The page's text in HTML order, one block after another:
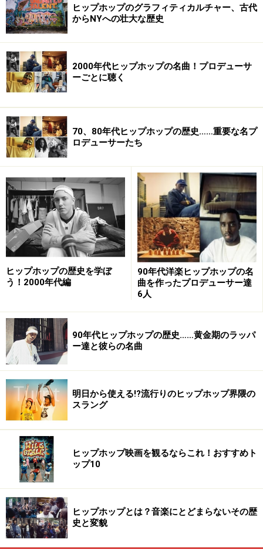
その他、店内にはビデオ・モニターも設置され、ごく最近のアーテ
店内を軽く一周した後、席に腰を下ろし「では、軽く一杯!!」と思
った直後、店員さんから渡されるのは1枚のレコード・ジャケット。
「これは何????」と思い、そのジャケットを開いてみると、それがこ
のお店のメニュー表。メニューひとつにも細かいこだわり、ニクイ演
出です。
（メニュー表）
これがメニュー表。
写真には有りませんが、通常レコード・ホルダーとなっている所に
はドリンク・メニューが挟まっておりました。
さて食事も届き、ほっと一息...と思った途端、またまた心躍る楽し
い演出が！ 店内アナウンスが響き、メイン・ステージが幕を開け、専
属アーティストによる”ショー・タイム”の始まりです。
シュープリームスなどの有名ヒット曲の生演奏に、客席は一気にヒ
ートアップ。 店内が一体化する瞬間です。
また、管理人が来店した際にはショーと同時にその日に誕生日を迎
えるお客様への＜バースデイ・コール＞もアナウンス、大盛り上がり
大会となる場面も。
（次ページに続く）
ヒップホップのグラフィティカルチャー、古代
からNYへの壮大な歴史
2000年代ヒップホップの名曲！プロデューサ
ーごとに聴く
70、80年代ヒップホップの歴史……重要な名プ
ロデューサーたち
ヒップホップの歴史を学ぼ
う！2000年代編
90年代洋楽ヒップホップの名
曲を作ったプロデューサー達
6人
90年代ヒップホップの歴史……黄金期のラッパ
ー達と彼らの名曲
明日から使える!?流行りのヒップホップ界隈の
スラング
ヒップホップ映画を観るならこれ！おすすめト
ップ10
ヒップホップとは？音楽にとどまらないその歴
史と変貌